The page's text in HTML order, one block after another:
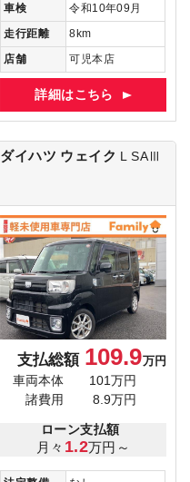
車検
令和10年09月
走行距離
8km
店舗
可児本店
詳細はこちら
ダイハツ ウェイク L SAⅢ
支払総額 109.9万円
車両本体
101万円
諸費用
8.9万円
ローン支払額
月々 1.2万円～